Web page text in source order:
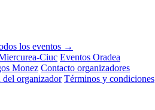
los eventos →
Ciuc Eventos Oradea
Monez Contacto organizadores
del organizador Términos y condiciones